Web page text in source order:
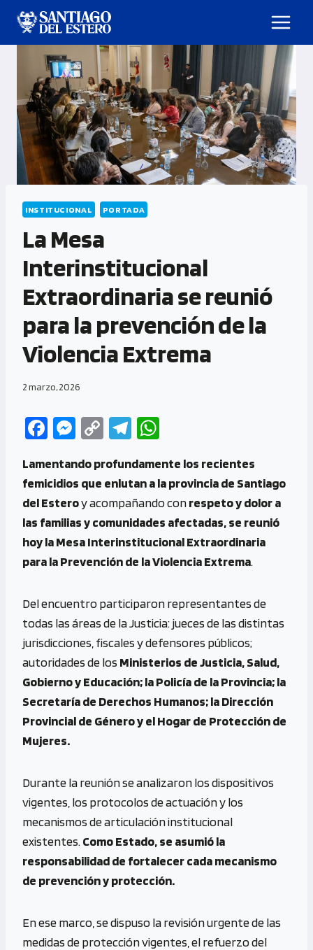
INSTITUCIONAL PORTADA
La Mesa
Interinstitucional
Extraordinaria se reunió
para la prevención de la
Violencia Extrema
2 marzo, 2026
Fa
b
o
o
k
M
se
n
g
er
C
py
Li
n
k
Te
gr
a
m
at
s
A
p
p
Lamentando profundamente los recientes
femicidios que enlutan a la provincia de Santiago
del Esteroy acompañando conrespeto y dolor a
las familias y comunidades afectadas, se reunió
hoy la Mesa Interinstitucional Extraordinaria
para la Prevención de la Violencia Extrema.
Del encuentro participaron representantes de
todas las áreas de la Justicia: jueces de las distintas
jurisdicciones, fiscales y defensores públicos;
autoridades de los Ministerios de Justicia, Salud,
Gobierno y Educación; la Policía de la Provincia; la
Secretaría de Derechos Humanos; la Dirección
Provincial de Género y el Hogar de Protección de
Mujeres.
Durante la reunión se analizaron los dispositivos
vigentes, los protocolos de actuación y los
mecanismos de articulación institucional
existentes. Como Estado, se asumió la
responsabilidad de fortalecer cada mecanismo
de prevención y protección.
En ese marco, se dispuso la revisión urgente de las
medidas de protección vigentes, el refuerzo del